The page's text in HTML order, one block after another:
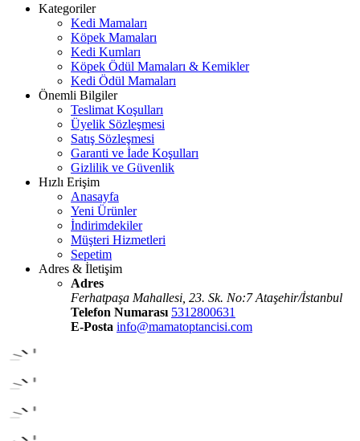
Kategoriler
Kedi Mamaları
Köpek Mamaları
Kedi Kumları
Köpek Ödül Mamaları & Kemikler
Kedi Ödül Mamaları
Önemli Bilgiler
Teslimat Koşulları
Üyelik Sözleşmesi
Satış Sözleşmesi
Garanti ve İade Koşulları
Gizlilik ve Güvenlik
Hızlı Erişim
Anasayfa
Yeni Ürünler
İndirimdekiler
Müşteri Hizmetleri
Sepetim
Adres & İletişim
Adres
Ferhatpaşa Mahallesi, 23. Sk. No:7 Ataşehir/İstanbul
Telefon Numarası 5312800631
E-Posta info@mamatoptancisi.com